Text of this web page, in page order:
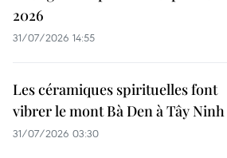
2026
31/07/2026 14:55
Les céramiques spirituelles font
vibrer le mont Bà Den à Tây Ninh
31/07/2026 03:30